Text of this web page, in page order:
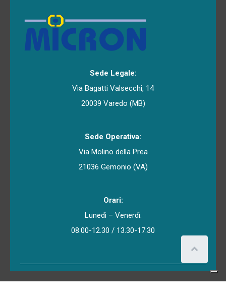
Sede Legale:
Via Bagatti Valsecchi, 14
20039 Varedo (MB)
Sede Operativa:
Via Molino della Prea
21036 Gemonio (VA)
Orari:
Lunedì – Venerdì:
08.00-12.30 / 13.30-17.30